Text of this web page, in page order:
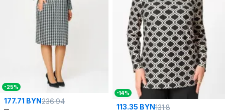
-25%
177.71 BYN236.94
-14%
113.35 BYN131.8